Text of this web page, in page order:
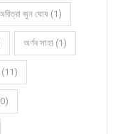
জুন ঘোষ (1)
অর্ণব সাহা (1)
(11)